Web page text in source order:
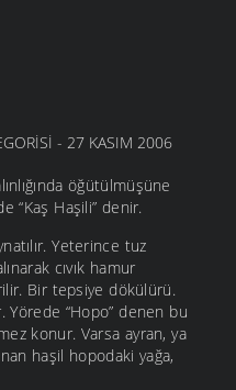
- 27 KASIM 2006
öğütülmüşüne
“Kaş Haşili” denir.
Yeterince tuz
cıvık hamur
Bir tepsiye dökülürü.
Yörede “Hopo” denen bu
konur. Varsa ayran, ya
haşil hopodaki yağa,